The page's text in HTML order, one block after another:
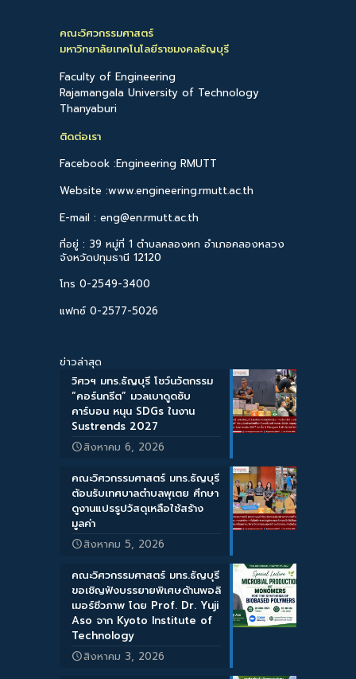
คณะวิศวกรรมศาสตร์
มหาวิทยาลัยเทคโนโลยีราชมงคลธัญบุรี
Faculty of Engineering
Rajamangala University of Technology
Thanyaburi
ติดต่อเรา
Facebook :Engineering RMUTT
Website :www.engineering.rmutt.ac.th
E-mail : eng@en.rmutt.ac.th
ที่อยู่ : 39 หมู่ที่ 1 ตำบลคลองหก อำเภอคลองหลวง
จังหวัดปทุมธานี 12120
โทร 0-2549-3400
แฟกซ์ 0-2577-5026
ข่าวล่าสุด
วิศวฯ มทร.ธัญบุรี โชว์นวัตกรรม
“คอร์นกรีต” มวลเบาดูดซับ
คาร์บอน หนุน SDGs ในงาน
Sustrends 2027
สิงหาคม 6, 2026
คณะวิศวกรรมศาสตร์ มทร.ธัญบุรี
ต้อนรับเทศบาลตำบลพุเตย ศึกษา
ดูงานแปรรูปวัสดุเหลือใช้สร้าง
มูลค่า
สิงหาคม 5, 2026
คณะวิศวกรรมศาสตร์ มทร.ธัญบุรี
ขอเชิญฟังบรรยายพิเศษด้านพอลิ
เมอร์ชีวภาพ โดย Prof. Dr. Yuji
Aso จาก Kyoto Institute of
Technology
สิงหาคม 3, 2026